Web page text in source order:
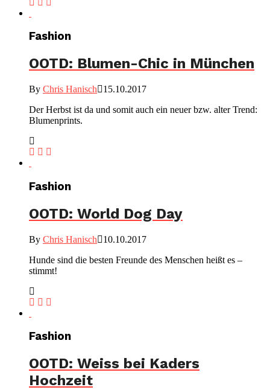
Fashion
OOTD: Blumen-Chic in München
By Chris Hanisch
15.10.2017
Der Herbst ist da und somit auch ein neuer bzw. alter Trend:
Blumenprints.
Fashion
OOTD: World Dog Day
By Chris Hanisch
10.10.2017
Hunde sind die besten Freunde des Menschen heißt es –
stimmt!
Fashion
OOTD: Weiss bei Kaders
Hochzeit